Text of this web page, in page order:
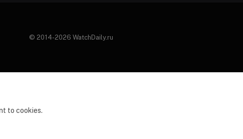
© 2014-2026 WatchDaily.ru